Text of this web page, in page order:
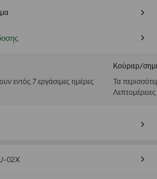
εντός 7 εργάσιμες ημέρες
Κούριερ/
Τα
Λεπτομέρειες
02X